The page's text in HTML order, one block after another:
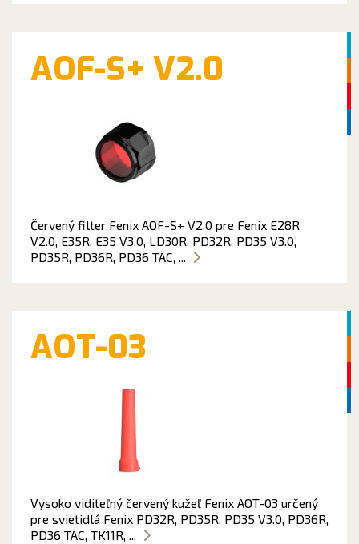
AOF-S+ V2.0
Červený filter Fenix AOF-S+ V2.0 pre Fenix E28R
V2.0, E35R, E35 V3.0, LD30R, PD32R, PD35 V3.0,
PD35R, PD36R, PD36 TAC, ...
AOT-03
Vysoko viditeľný červený kužeľ Fenix AOT-03 určený
pre svietidlá Fenix PD32R, PD35R, PD35 V3.0, PD36R,
PD36 TAC, TK11R, ...